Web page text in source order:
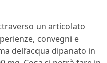
un articolato
convegni e
dell’acqua dipanato in